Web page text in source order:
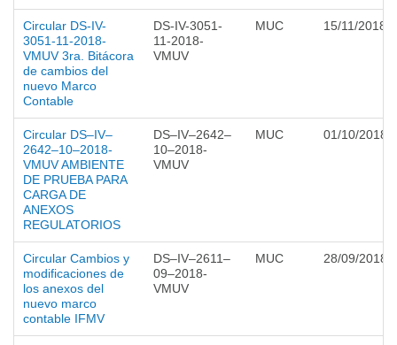
Circular DS-IV-
3051-11-2018-
VMUV 3ra. Bitácora
de cambios del
nuevo Marco
Contable
DS-IV-3051-
11-2018-
VMUV
MUC 15/11/2018
Circular DS–IV–
2642–10–2018-
VMUV AMBIENTE
DE PRUEBA PARA
CARGA DE
ANEXOS
REGULATORIOS
DS–IV–2642–
10–2018-
VMUV
MUC 01/10/2018
Circular Cambios y
modificaciones de
los anexos del
nuevo marco
contable IFMV
DS–IV–2611–
09–2018-
VMUV
MUC 28/09/2018